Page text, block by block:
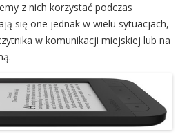
z nich korzystać podczas
się one jednak w wielu sytuacjach,
w komunikacji miejskiej lub na